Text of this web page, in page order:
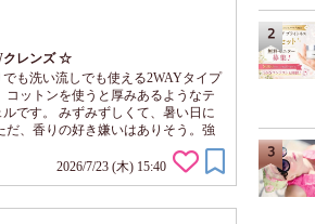
クレンズ ☆
も洗い流しでも使える2WAYタイプ
コットンを使うと厚みあるようなテ
です。 みずみずしくて、暑い日に
だ、香りの好き嫌いはありそう。強
トに香りが残るのが苦手で、洗い流
ます。そして突っ張らないけど、少
にならない方には使いやすいかも。
2026/7/23 (木) 15:40